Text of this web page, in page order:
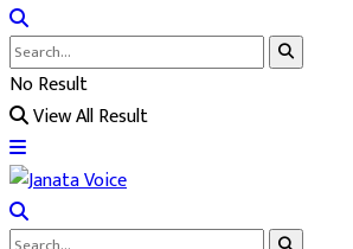
No Result
View All Result